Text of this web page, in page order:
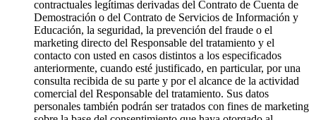
contractuales legítimas derivadas del Contrato de Cuenta de
Demostración o del Contrato de Servicios de Información y
Educación, la seguridad, la prevención del fraude o el
marketing directo del Responsable del tratamiento y el
contacto con usted en casos distintos a los especificados
anteriormente, cuando esté justificado, en particular, por una
consulta recibida de su parte y por el alcance de la actividad
comercial del Responsable del tratamiento. Sus datos
personales también podrán ser tratados con fines de marketing